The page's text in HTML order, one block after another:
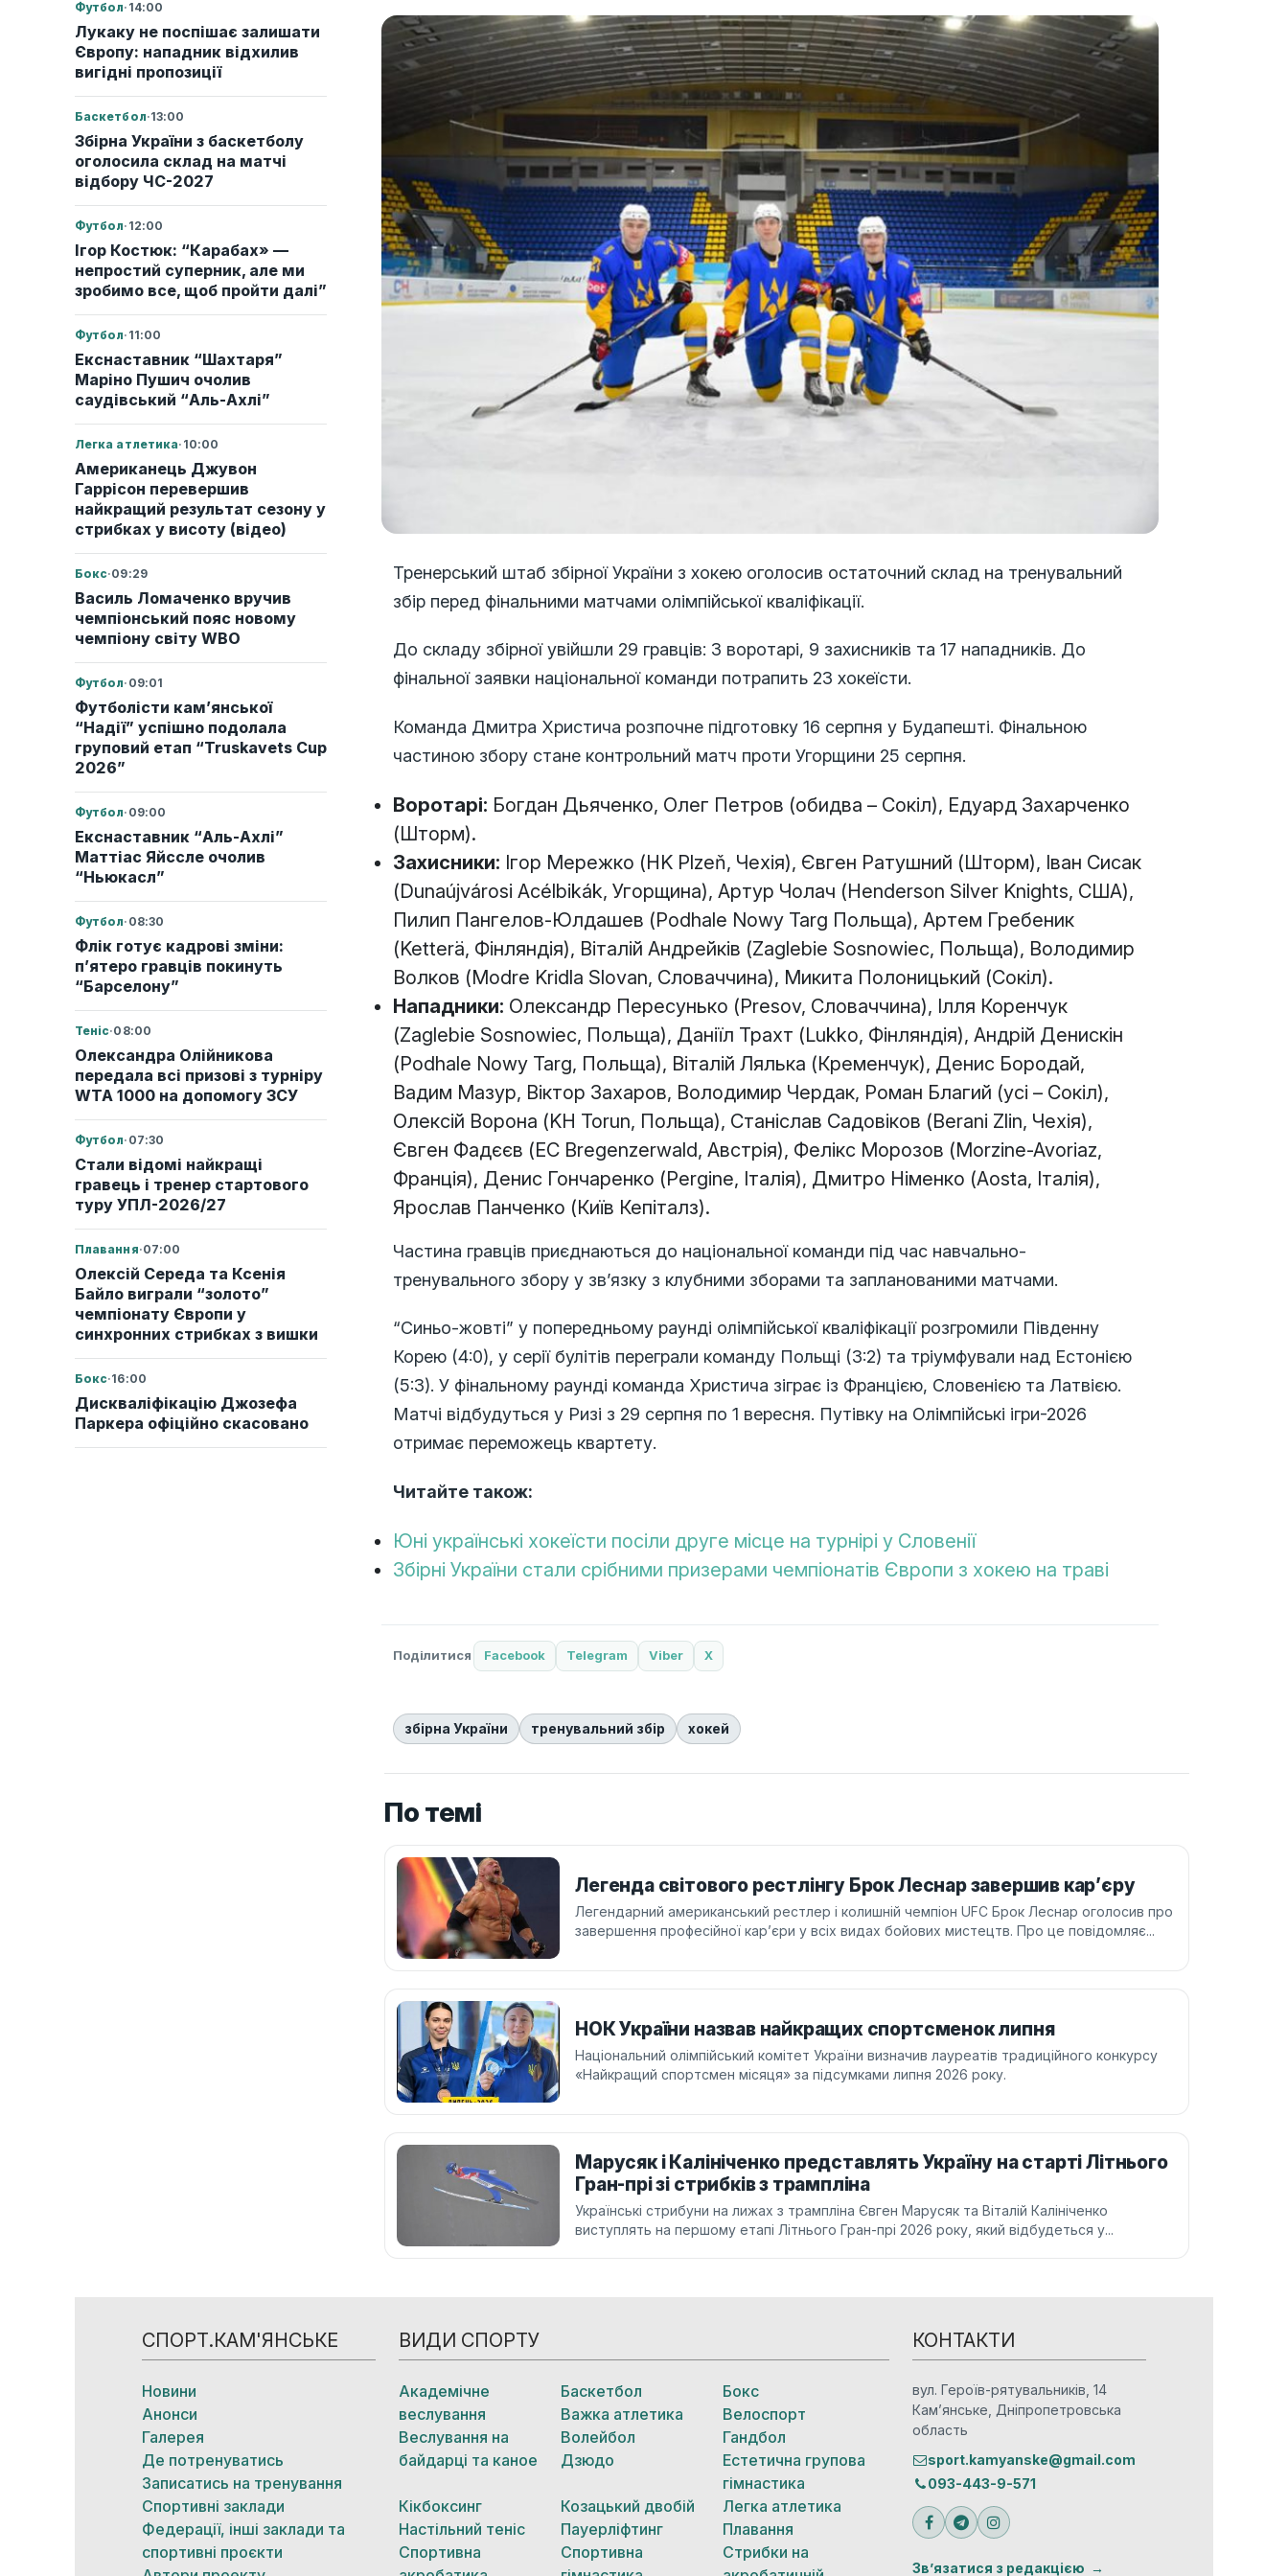
Футбол· 14:00
Лукаку не поспішає залишати
Європу: нападник відхилив
вигідні пропозиції
Баскетбол·13:00
Збірна України з баскетболу
оголосила склад на матчі
відбору ЧС-2027
Футбол· 12:00
Ігор Костюк: “Карабах» —
непростий суперник, але ми
зробимо все, щоб пройти далі”
Футбол· 11:00
Екснаставник “Шахтаря”
Маріно Пушич очолив
саудівський “Аль-Ахлі”
Легка атлетика· 10:00
Американець Джувон
Гаррісон перевершив
найкращий результат сезону у
стрибках у висоту (відео)
Бокс·09:29
Василь Ломаченко вручив
чемпіонський пояс новому
чемпіону світу WBO
Футбол· 09:01
Футболісти кам’янської
“Надії” успішно подолала
груповий етап “Truskavets Cup
2026”
Футбол· 09:00
Екснаставник “Аль-Ахлі”
Маттіас Яйссле очолив
“Ньюкасл”
Футбол· 08:30
Флік готує кадрові зміни:
п’ятеро гравців покинуть
“Барселону”
Теніс·08:00
Олександра Олійникова
передала всі призові з турніру
WTA 1000 на допомогу ЗСУ
Футбол· 07:30
Стали відомі найкращі
гравець і тренер стартового
туру УПЛ-2026/27
Плавання·07:00
Олексій Середа та Ксенія
Байло виграли “золото”
чемпіонату Європи у
синхронних стрибках з вишки
Бокс·16:00
Дискваліфікацію Джозефа
Паркера офіційно скасовано
Тренерський штаб збірної України з хокею оголосив остаточний склад на тренувальний
збір перед фінальними матчами олімпійської кваліфікації.
До складу збірної увійшли 29 гравців: 3 воротарі, 9 захисників та 17 нападників. До
фінальної заявки національної команди потрапить 23 хокеїсти.
Команда Дмитра Христича розпочне підготовку 16 серпня у Будапешті. Фінальною
частиною збору стане контрольний матч проти Угорщини 25 серпня.
Воротарі: Богдан Дьяченко, Олег Петров (обидва – Сокіл), Едуард Захарченко
(Шторм).
Захисники: Ігор Мережко (HK Plzeň, Чехія), Євген Ратушний (Шторм), Іван Сисак
(Dunaújvárosi Acélbikák, Угорщина), Артур Чолач (Henderson Silver Knights, США),
Пилип Пангелов-Юлдашев (Podhale Nowy Targ Польща), Артем Гребеник
(Ketterä, Фінляндія), Віталій Андрейків (Zaglebie Sosnowiec, Польща), Володимир
Волков (Modre Kridla Slovan, Словаччина), Микита Полоницький (Сокіл).
Нападники: Олександр Пересунько (Presov, Словаччина), Ілля Коренчук
(Zaglebie Sosnowiec, Польща), Даніїл Трахт (Lukko, Фінляндія), Андрій Денискін
(Podhale Nowy Targ, Польща), Віталій Лялька (Кременчук), Денис Бородай,
Вадим Мазур, Віктор Захаров, Володимир Чердак, Роман Благий (усі – Сокіл),
Олексій Ворона (KH Torun, Польща), Станіслав Садовіков (Berani Zlin, Чехія),
Євген Фадєєв (EC Bregenzerwald, Австрія), Фелікс Морозов (Morzine-Avoriaz,
Франція), Денис Гончаренко (Pergine, Італія), Дмитро Німенко (Aosta, Італія),
Ярослав Панченко (Київ Кепіталз).
Частина гравців приєднаються до національної команди під час навчально-
тренувального збору у зв’язку з клубними зборами та запланованими матчами.
“Синьо-жовті” у попередньому раунді олімпійської кваліфікації розгромили Південну
Корею (4:0), у серії булітів переграли команду Польщі (3:2) та тріумфували над Естонією
(5:3). У фінальному раунді команда Христича зіграє із Францією, Словенією та Латвією.
Матчі відбудуться у Ризі з 29 серпня по 1 вересня. Путівку на Олімпійські ігри-2026
отримає переможець квартету.
Читайте також:
Юні українські хокеїсти посіли друге місце на турнірі у Словенії
Збірні України стали срібними призерами чемпіонатів Європи з хокею на траві
Поділитися Facebook Telegram Viber X
збірна України тренувальний збір хокей
По темі
Легенда світового рестлінгу Брок Леснар завершив кар’єру
Легендарний американський рестлер і колишній чемпіон UFC Брок Леснар оголосив про
завершення професійної кар’єри у всіх видах бойових мистецтв. Про це повідомляє...
НОК України назвав найкращих спортсменок липня
Національний олімпійський комітет України визначив лауреатів традиційного конкурсу
«Найкращий спортсмен місяця» за підсумками липня 2026 року.
Марусяк і Калініченко представлять Україну на старті Літнього
Гран-прі зі стрибків з трампліна
Українські стрибуни на лижах з трампліна Євген Марусяк та Віталій Калініченко
виступлять на першому етапі Літнього Гран-прі 2026 року, який відбудеться у...
СПОРТ.КАМ'ЯНСЬКЕ
Новини
Анонси
Галерея
Де потренуватись
Записатись на тренування
Спортивні заклади
Федерації, інші заклади та
спортивні проєкти
ВИДИ СПОРТУ
Академічне
веслування
Баскетбол
Бокс
Важка атлетика
Велоспорт
Веслування на
байдарці та каное
Волейбол
Гандбол
Дзюдо
Естетична групова
гімнастика
Кікбоксинг
Козацький двобій
Легка атлетика
Настільний теніс
Пауерліфтинг
Плавання
Спортивна
Спортивна
Стрибки на
КОНТАКТИ
вул. Героїв-рятувальників, 14
Кам’янське, Дніпропетровська
область
sport.kamyanske@gmail.com
093-443-9-571
Зв’язатися з редакцією